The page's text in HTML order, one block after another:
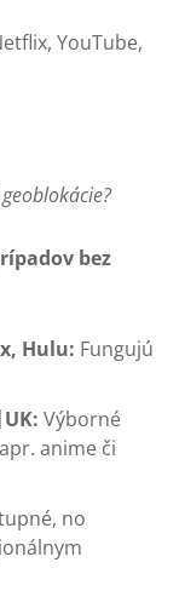
YouTube,
bez
Hulu: Fungujú
Výborné
anime či
no